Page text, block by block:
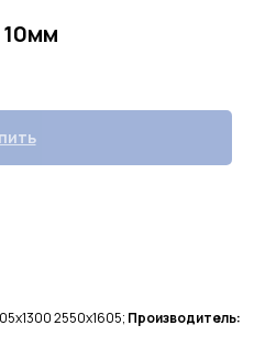
2550х1605; Производитель: